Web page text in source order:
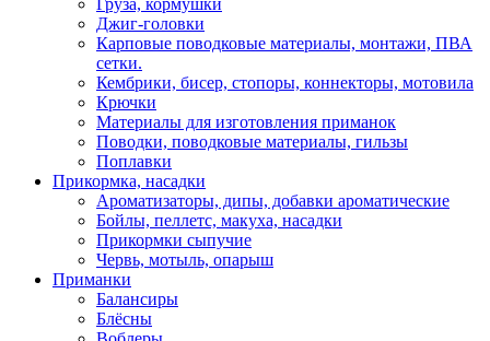
Груза, кормушки
Джиг-головки
Карповые поводковые материалы, монтажи, ПВА
сетки.
Кембрики, бисер, стопоры, коннекторы, мотовила
Крючки
Материалы для изготовления приманок
Поводки, поводковые материалы, гильзы
Поплавки
Прикормка, насадки
Ароматизаторы, дипы, добавки ароматические
Бойлы, пеллетс, макуха, насадки
Прикормки сыпучие
Червь, мотыль, опарыш
Приманки
Балансиры
Блёсны